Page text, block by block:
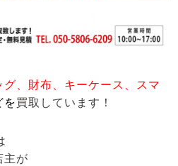
、財布、キーケース、スマ
を買取しています！
主が